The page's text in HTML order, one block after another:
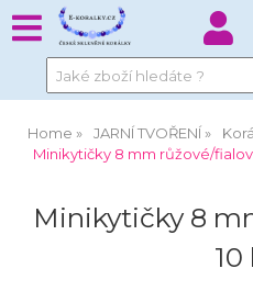
Home JARNÍ TVOŘENÍ
Minikytičky 8 mm růžové/
Minikytičky 8
10